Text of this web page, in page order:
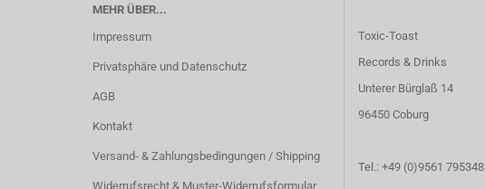
MEHR ÜBER...
Impressum
Privatsphäre und Datenschutz
AGB
Kontakt
Versand- & Zahlungsbedingungen / Shipping
Widerrufsrecht & Muster-Widerrufsformular
Toxic-Toast
Records & Drinks
Unterer Bürglaß 14
96450 Coburg
Tel.: +49 (0)9561 795348